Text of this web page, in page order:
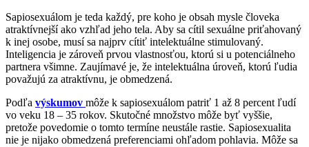
Sapiosexuálom je teda každý, pre koho je obsah mysle človeka
atraktívnejší ako vzhľad jeho tela. Aby sa cítil sexuálne priťahovaný
k inej osobe, musí sa najprv cítiť intelektuálne stimulovaný.
Inteligencia je zároveň prvou vlastnosťou, ktorú si u potenciálneho
partnera všimne. Zaujímavé je, že intelektuálna úroveň, ktorú ľudia
považujú za atraktívnu, je obmedzená.
Podľa výskumov môže k sapiosexuálom patriť 1 až 8 percent ľudí
vo veku 18 – 35 rokov. Skutočné množstvo môže byť vyššie,
pretože povedomie o tomto termíne neustále rastie. Sapiosexualita
nie je nijako obmedzená preferenciami ohľadom pohlavia. Môže sa